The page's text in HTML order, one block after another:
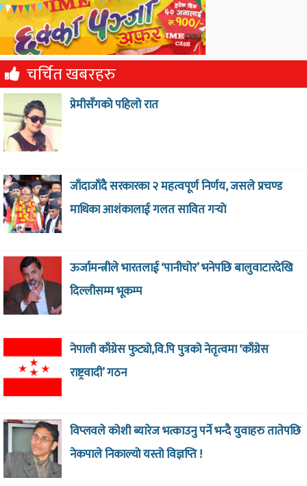
चर्चित खबरहरु
प्रेमीसँगको पहिलो रात
जाँदाजाँदै सरकारका २ महत्वपूर्ण निर्णय, जसले प्रचण्ड
माथिका आशंकालाई गलत सावित गर्‍याे
ऊर्जामन्त्रीले भारतलाई ‘पानीचोर’ भनेपछि बालुवाटारदेखि
दिल्लीसम्म भूकम्प
नेपाली काँग्रेस फुट्यो,वि.पि पुत्रको नेतृत्वमा ‘काँग्रेस
राष्ट्रवादी’ गठन
विप्लवले कोशी ब्यारेज भत्काउनु पर्ने भन्दै युवाहरु तातेपछि
नेकपाले निकाल्यो यस्तो विज्ञप्ति !